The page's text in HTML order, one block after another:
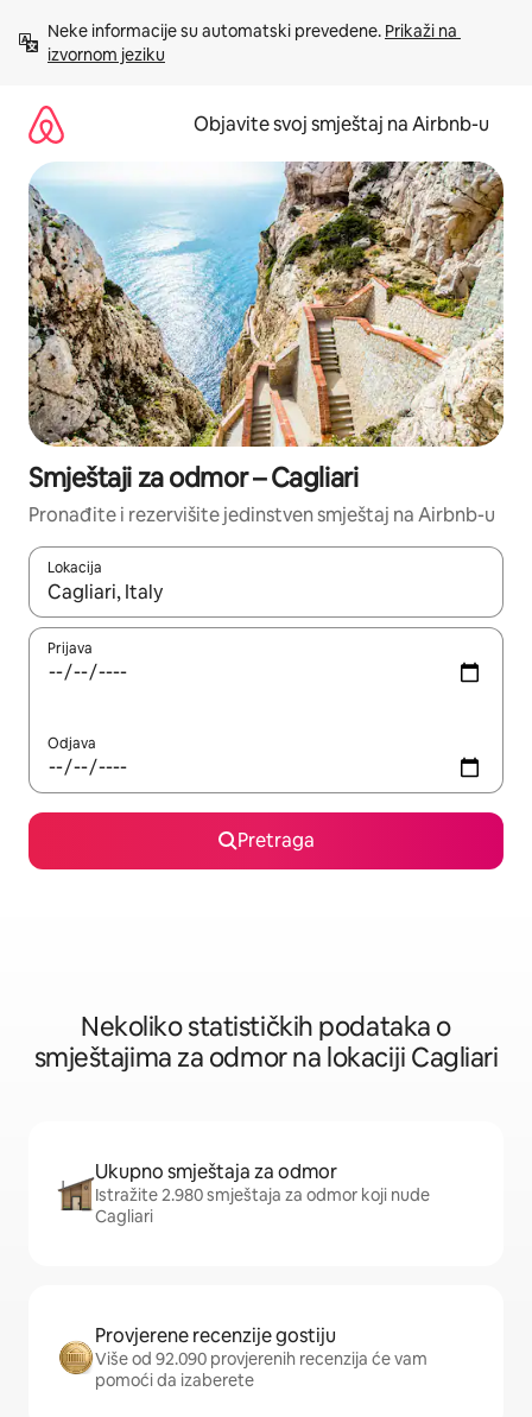
sadržaj
Neke informacije su automatski prevedene. Prikaži na
izvornom jeziku
Objavite svoj smještaj na Airbnb-u
Smještaji za odmor – Cagliari
Pronađite i rezervišite jedinstven smještaj na Airbnb-u
Lokacija
Kad su rezultati dostupni, možete da se krećete kroz njih
Prijava
Odjava
Pretraga
Nekoliko statističkih podataka o
smještajima za odmor na lokaciji Cagliari
Ukupno smještaja za odmor
Istražite 2.980 smještaja za odmor koji nude
Cagliari
Provjerene recenzije gostiju
Više od 92.090 provjerenih recenzija će vam
pomoći da izaberete